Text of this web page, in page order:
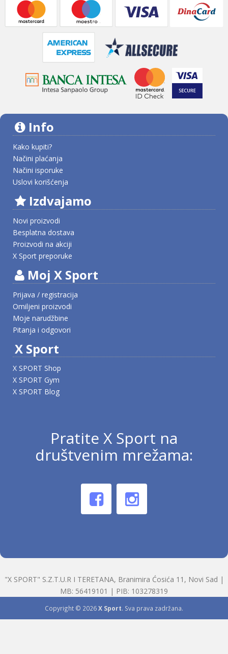
Info
Kako kupiti?
Načini plaćanja
Načini isporuke
Uslovi korišćenja
Izdvajamo
Novi proizvodi
Besplatna dostava
Proizvodi na akciji
X Sport preporuke
Moj X Sport
Prijava / registracija
Omiljeni proizvodi
Moje narudžbine
Pitanja i odgovori
X Sport
X SPORT Shop
X SPORT Gym
X SPORT Blog
Pratite X Sport na
društvenim mrežama:
"X SPORT" S.Z.T.U.R I TERETANA, Branimira Ćosića 11, Novi Sad |
MB: 56419101 | PIB: 103278319
Copyright © 2026X Sport. Sva prava zadržana.